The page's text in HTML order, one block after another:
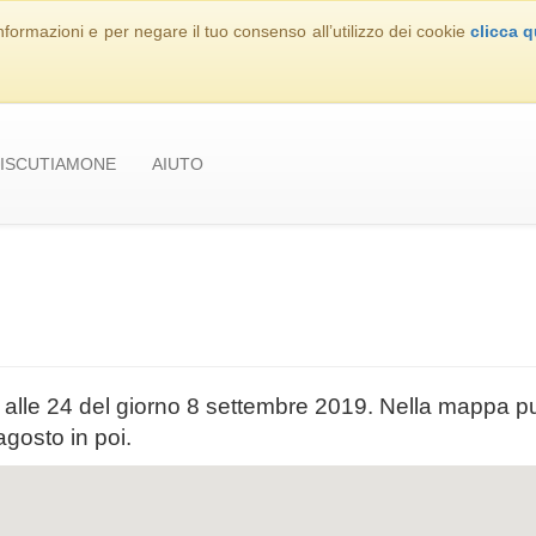
e per negare il tuo consenso all’utilizzo dei cookieclicca
AIUTO
24 del giorno 8 settembre 2019. Nella mappa
in poi.